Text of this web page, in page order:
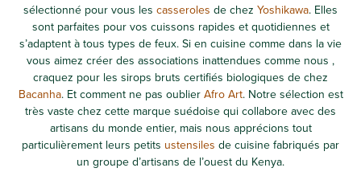
sélectionné pour vous les casseroles de chez Yoshikawa. Elles
sont parfaites pour vos cuissons rapides et quotidiennes et
s’adaptent à tous types de feux. Si en cuisine comme dans la vie
vous aimez créer des associations inattendues comme nous ,
craquez pour les sirops bruts certifiés biologiques de chez
Bacanha. Et comment ne pas oublierAfro Art. Notre sélection est
très vaste chez cette marque suédoise qui collabore avec des
artisans du monde entier, mais nous apprécions tout
particulièrement leurs petits ustensiles de cuisine fabriqués par
un groupe d’artisans de l’ouest du Kenya.